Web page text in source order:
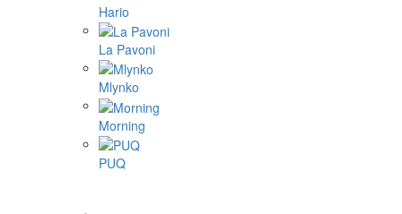
Hario
La Pavoni
Mlynko
Morning
PUQ